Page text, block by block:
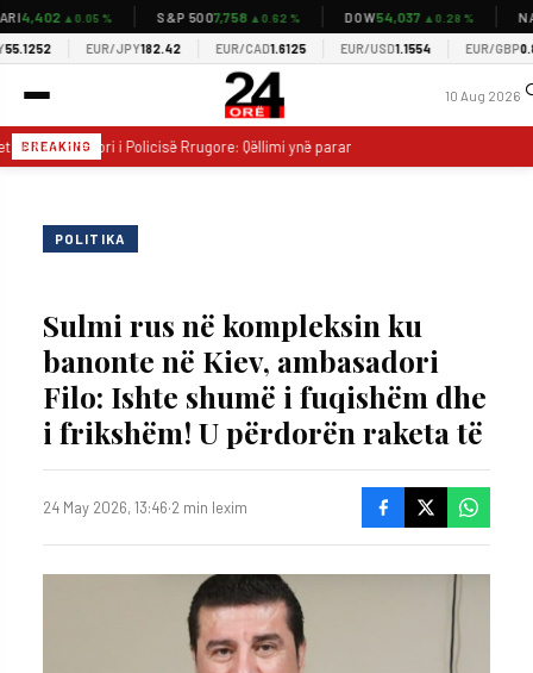
4,402▲0.05 % S&P 5007,758▲0.62 % DOW54,037▲0.28 %
EUR/JPY182.42 EUR/CAD1.6125 EUR/USD1.1554 EUR/GBP
10 Aug 2026
BREAKING
në Kod, drejtori i Policisë Rrugore: Qëllimi ynë parandalimi i aksidenteve
POLITIKA
Sulmi rus në kompleksin ku
banonte në Kiev, ambasadori
Filo: Ishte shumë i fuqishëm dhe
i frikshëm! U përdorën raketa të
24 May 2026, 13:46·2 min lexim